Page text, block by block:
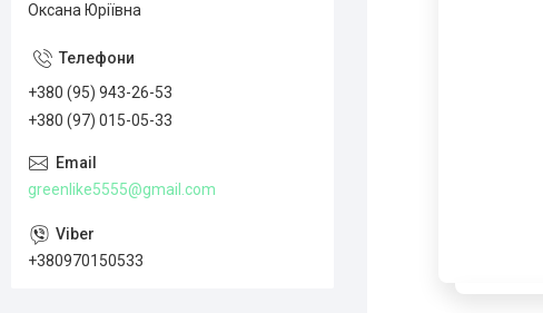
Оксана Юріївна
+380 (95) 943-26-53
+380 (97) 015-05-33
greenlike5555@gmail.com
+380970150533